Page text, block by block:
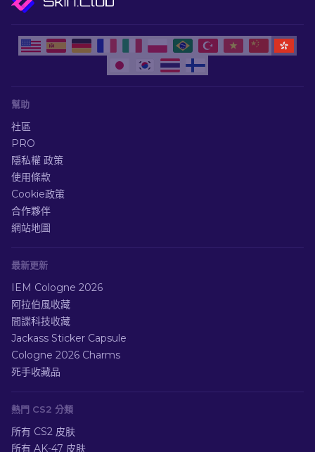
幫助
社區
PRO
隱私權 政策
使用條款
Cookie政策
合作夥伴
網站地圖
最新更新
IEM Cologne 2026
阿拉伯風收藏
間諜科技收藏
Jackass Sticker Capsule
Cologne 2026 Charms
死手收藏品
熱門 CS2 分類
所有 CS2 皮肤
所有 AK-47 皮肤